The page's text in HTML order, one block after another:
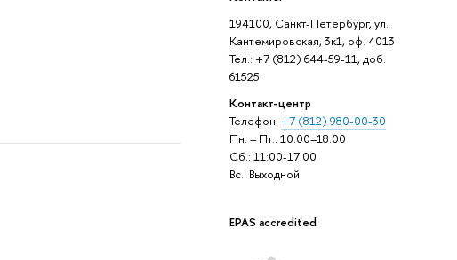
194100, Санкт-Петербург, ул.
Кантемировская, 3к1, оф. 4013
Тел.: +7 (812) 644-59-11, доб.
61525
Контакт-центр
Телефон: +7 (812) 980-00-30
Пн. – Пт.: 10:00–18:00
Сб.: 11:00-17:00
Вс.: Выходной
EPAS accredited